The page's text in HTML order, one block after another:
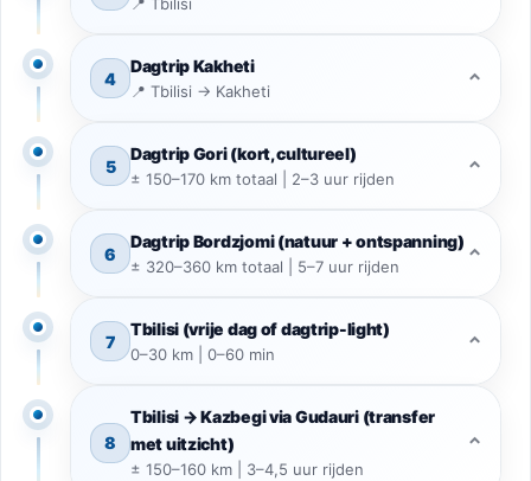
📍 Tbilisi
4
Dagtrip Kakheti
📍 Tbilisi → Kakheti
⌃
5
Dagtrip Gori (kort, cultureel)
± 150–170 km totaal | 2–3 uur rijden
⌃
6
Dagtrip Bordzjomi (natuur + ontspanning)
± 320–360 km totaal | 5–7 uur rijden
⌃
7
Tbilisi (vrije dag of dagtrip-light)
0–30 km | 0–60 min
⌃
8
Tbilisi → Kazbegi via Gudauri (transfer
met uitzicht)
± 150–160 km | 3–4,5 uur rijden
⌃